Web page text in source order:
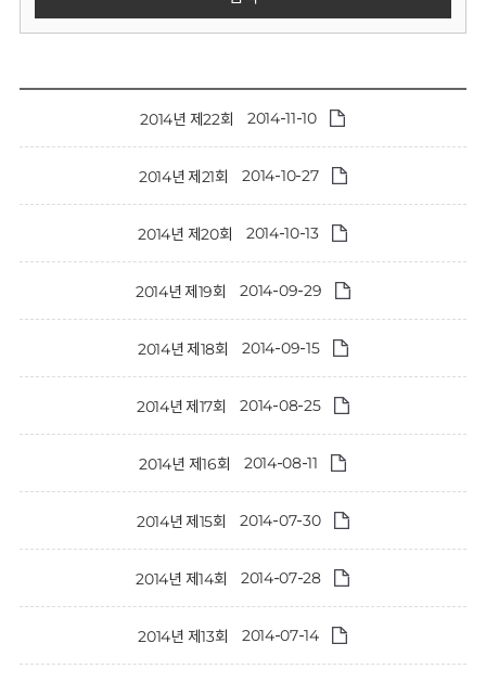
2014년 제22회 2014-11-10
2014년 제21회 2014-10-27
2014년 제20회 2014-10-13
2014년 제19회 2014-09-29
2014년 제18회 2014-09-15
2014년 제17회 2014-08-25
2014년 제16회 2014-08-11
2014년 제15회 2014-07-30
2014년 제14회 2014-07-28
2014년 제13회 2014-07-14